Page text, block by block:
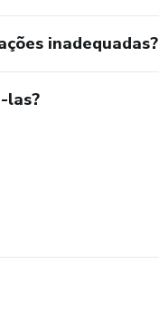
inadequadas?
las?